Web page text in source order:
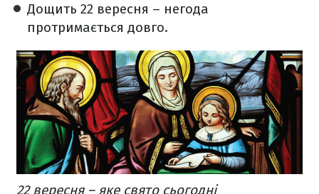
Дощить 22 вересня – негода
протримається довго.
22 вересня – яке свято сьогодні